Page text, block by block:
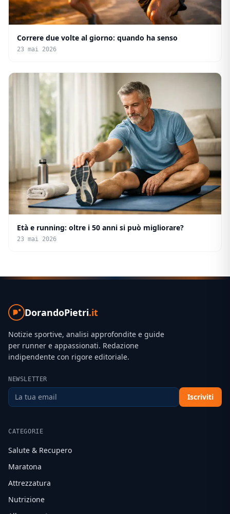
Correre due volte al giorno: quando ha senso
23 mai 2026
Età e running: oltre i 50 anni si può migliorare?
23 mai 2026
DorandoPietri.it
Notizie sportive, analisi approfondite e guide
per runner e appassionati. Redazione
indipendente con rigore editoriale.
NEWSLETTER
Iscriviti
CATEGORIE
Salute & Recupero
Maratona
Attrezzatura
Nutrizione